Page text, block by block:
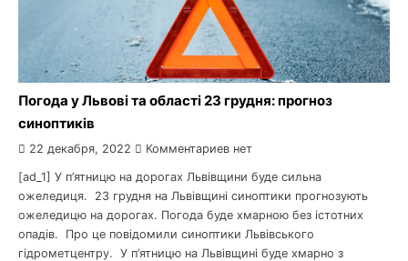
Погода у Львові та області 23 грудня: прогноз
синоптиків
22 декабря, 2022 Комментариев нет
[ad_1] У п’ятницю на дорогах Львівщини буде сильна
ожеледиця. 23 грудня на Львівщині синоптики прогнозують
ожеледицю на дорогах. Погода буде хмарною без істотних
опадів. Про це повідомили синоптики Львівського
гідрометцентру. У п’ятницю на Львівщині буде хмарно з